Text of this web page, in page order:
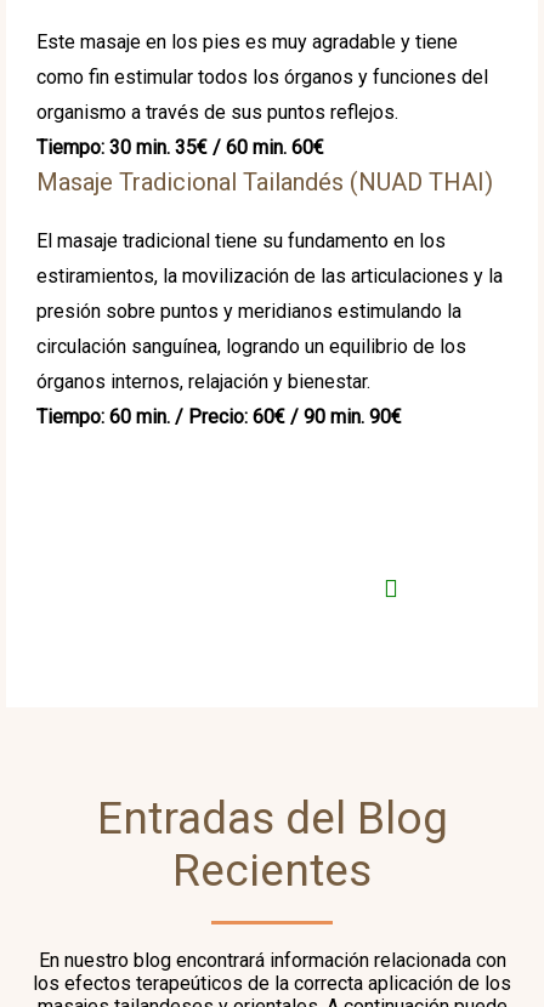
Este masaje en los pies es muy agradable y tiene
como fin estimular todos los órganos y funciones del
organismo a través de sus puntos reflejos.
Tiempo: 30 min. 35€ / 60 min. 60€
Masaje Tradicional Tailandés (NUAD THAI)
El masaje tradicional tiene su fundamento en los
estiramientos, la movilización de las articulaciones y la
presión sobre puntos y meridianos estimulando la
circulación sanguínea, logrando un equilibrio de los
órganos internos, relajación y bienestar.
Tiempo: 60 min. / Precio: 60€ / 90 min. 90€
Entradas del Blog
Recientes
En nuestro blog encontrará información relacionada con
los efectos terapeúticos de la correcta aplicación de los